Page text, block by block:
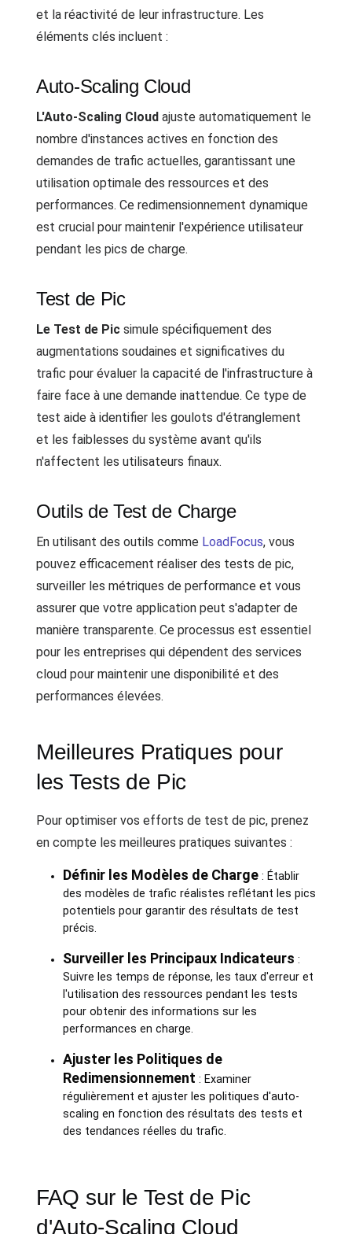
et la réactivité de leur infrastructure. Les
éléments clés incluent :
Auto-Scaling Cloud
L'Auto-Scaling Cloud ajuste automatiquement le
nombre d'instances actives en fonction des
demandes de trafic actuelles, garantissant une
utilisation optimale des ressources et des
performances. Ce redimensionnement dynamique
est crucial pour maintenir l'expérience utilisateur
pendant les pics de charge.
Test de Pic
Le Test de Pic simule spécifiquement des
augmentations soudaines et significatives du
trafic pour évaluer la capacité de l'infrastructure à
faire face à une demande inattendue. Ce type de
test aide à identifier les goulots d'étranglement
et les faiblesses du système avant qu'ils
n'affectent les utilisateurs finaux.
Outils de Test de Charge
En utilisant des outils comme LoadFocus, vous
pouvez efficacement réaliser des tests de pic,
surveiller les métriques de performance et vous
assurer que votre application peut s'adapter de
manière transparente. Ce processus est essentiel
pour les entreprises qui dépendent des services
cloud pour maintenir une disponibilité et des
performances élevées.
Meilleures Pratiques pour
les Tests de Pic
Pour optimiser vos efforts de test de pic, prenez
en compte les meilleures pratiques suivantes :
Définir les Modèles de Charge: Établir
des modèles de trafic réalistes reflétant les pics
potentiels pour garantir des résultats de test
précis.
Surveiller les Principaux Indicateurs :
Suivre les temps de réponse, les taux d'erreur et
l'utilisation des ressources pendant les tests
pour obtenir des informations sur les
performances en charge.
Ajuster les Politiques de
Redimensionnement : Examiner
régulièrement et ajuster les politiques d'auto-
scaling en fonction des résultats des tests et
des tendances réelles du trafic.
FAQ sur le Test de Pic
d'Auto-Scaling Cloud